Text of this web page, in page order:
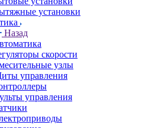
установки
Назад
скорости
узлы
управления
управления